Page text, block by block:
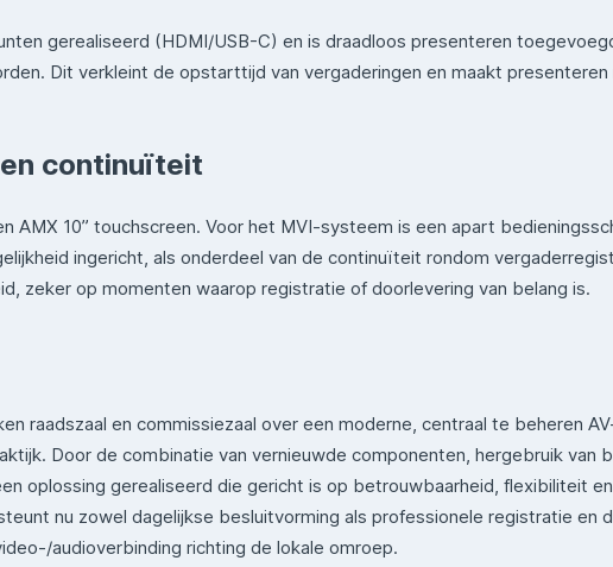
gerealiseerd (HDMI/USB-C) en is draadloos presenteren
Dit verkleint de opstarttijd van vergaderingen en maakt presenteren
continuïteit
AMX 10” touchscreen. Voor het MVI-systeem is een apart
ingericht, als onderdeel van de continuïteit rondom
zeker op momenten waarop registratie of doorlevering van belang is.
raadszaal en commissiezaal over een moderne, centraal te beheren
Door de combinatie van vernieuwde componenten, hergebruik van
oplossing gerealiseerd die gericht is op betrouwbaarheid, flexibiliteit
nu zowel dagelijkse besluitvorming als professionele registratie en
audioverbinding richting de lokale omroep.